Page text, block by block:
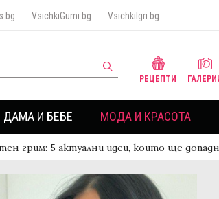
VsichkiGumi.bg VsichkiIgri.bg
РЕЦЕПТИ
ДАМА И БЕБЕ МОДА И КРАСОТА
грим: 5 актуални идеи, които ще